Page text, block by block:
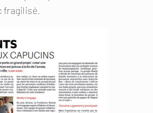
fragilisé.